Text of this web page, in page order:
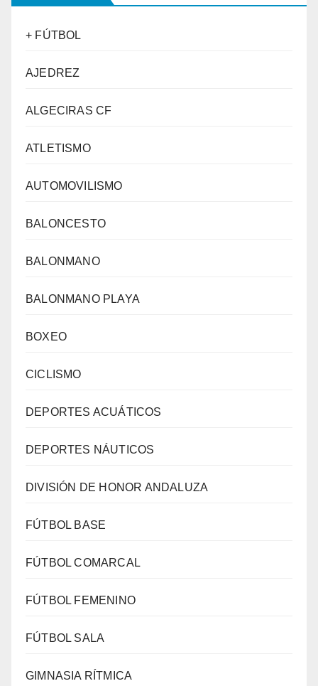
+ FÚTBOL
AJEDREZ
ALGECIRAS CF
ATLETISMO
AUTOMOVILISMO
BALONCESTO
BALONMANO
BALONMANO PLAYA
BOXEO
CICLISMO
DEPORTES ACUÁTICOS
DEPORTES NÁUTICOS
DIVISIÓN DE HONOR ANDALUZA
FÚTBOL BASE
FÚTBOL COMARCAL
FÚTBOL FEMENINO
FÚTBOL SALA
GIMNASIA RÍTMICA